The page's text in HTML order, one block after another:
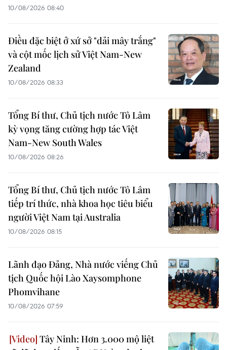
10/08/2026 08:40
Điều đặc biệt ở xứ sở "dải mây trắng"
và cột mốc lịch sử Việt Nam-New
Zealand
10/08/2026 08:33
Tổng Bí thư, Chủ tịch nước Tô Lâm
kỳ vọng tăng cường hợp tác Việt
Nam-New South Wales
10/08/2026 08:26
Tổng Bí thư, Chủ tịch nước Tô Lâm
tiếp trí thức, nhà khoa học tiêu biểu
người Việt Nam tại Australia
10/08/2026 08:15
Lãnh đạo Đảng, Nhà nước viếng Chủ
tịch Quốc hội Lào Xaysomphone
Phomvihane
10/08/2026 07:59
Tây Ninh: Hơn 3.000 mộ liệt